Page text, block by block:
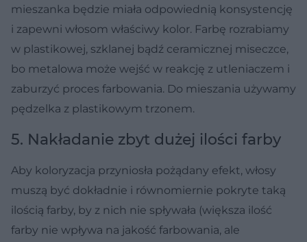
mieszanka będzie miała odpowiednią konsystencję
i zapewni włosom właściwy kolor. Farbę rozrabiamy
w plastikowej, szklanej bądź ceramicznej miseczce,
bo metalowa może wejść w reakcję z utleniaczem i
zaburzyć proces farbowania. Do mieszania używamy
pędzelka z plastikowym trzonem.
5. Nakładanie zbyt dużej ilości farby
Aby koloryzacja przyniosła pożądany efekt, włosy
muszą być dokładnie i równomiernie pokryte taką
ilością farby, by z nich nie spływała (większa ilość
farby nie wpływa na jakość farbowania, ale